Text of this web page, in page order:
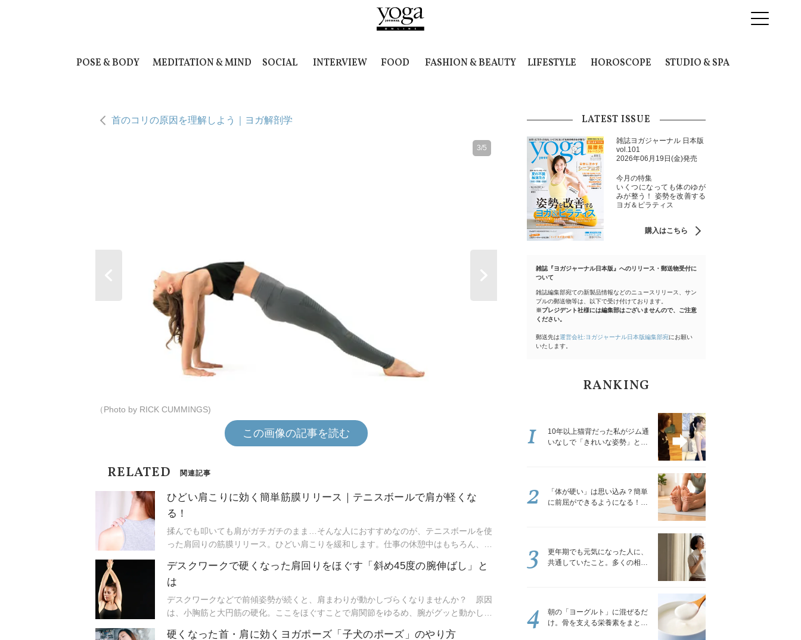
POSE & BODY MEDITATION & MIND SOCIAL INTERVIEW FOOD FASHION & BEAUTY LIFESTYLE HOROSCOPE STUDIO & SPA
首のコリの原因を理解しよう｜ヨガ解剖学
3/5
（Photo by RICK CUMMINGS)
この画像の記事を読む
RELATED 関連記事
ひどい肩こりに効く簡単筋膜リリース｜テニスボールで肩が軽くな
る！
揉んでも叩いても肩がガチガチのまま…そんな人におすすめなのが、テニスボールを使
った肩回りの筋膜リリース。ひどい肩こりを緩和します。仕事の休憩中はもちろん、ヨ
デスクワークで硬くなった肩回りをほぐす「斜め45度の腕伸ばし」と
は
デスクワークなどで前傾姿勢が続くと、肩まわりが動かしづらくなりませんか？ 原因
は、小胸筋と大円筋の硬化。ここをほぐすことで肩関節をゆるめ、腕がグッと動かしや
硬くなった首・肩に効くヨガポーズ「子犬のポーズ」のやり方
LATEST ISSUE
雑誌ヨガジャーナル 日本版
vol.101
2026年06月19日(金)発売
今月の特集
いくつになっても体のゆが
みが整う！ 姿勢を改善する
ヨガ＆ピラティス
購入はこちら
雑誌『ヨガジャーナル日本版』へのリリース・郵送物受付に
ついて
雑誌編集部宛ての新製品情報などのニュースリリース、サン
プルの郵送物等は、以下で受け付けております。
※プレジデント社様には編集部はございませんので、ご注意
ください。
郵送先は運営会社:ヨガジャーナル日本版編集部宛にお願い
いたします。
RANKING
10年以上猫背だった私がジム通
いなしで「きれいな姿勢」と褒
1
「体が硬い」は思い込み？簡単
に前屈ができるようになる！腿
2
更年期でも元気になった人に、
共通していたこと。多くの相談
3
朝の「ヨーグルト」に混ぜるだ
け。骨を支える栄養素をまとめ
4